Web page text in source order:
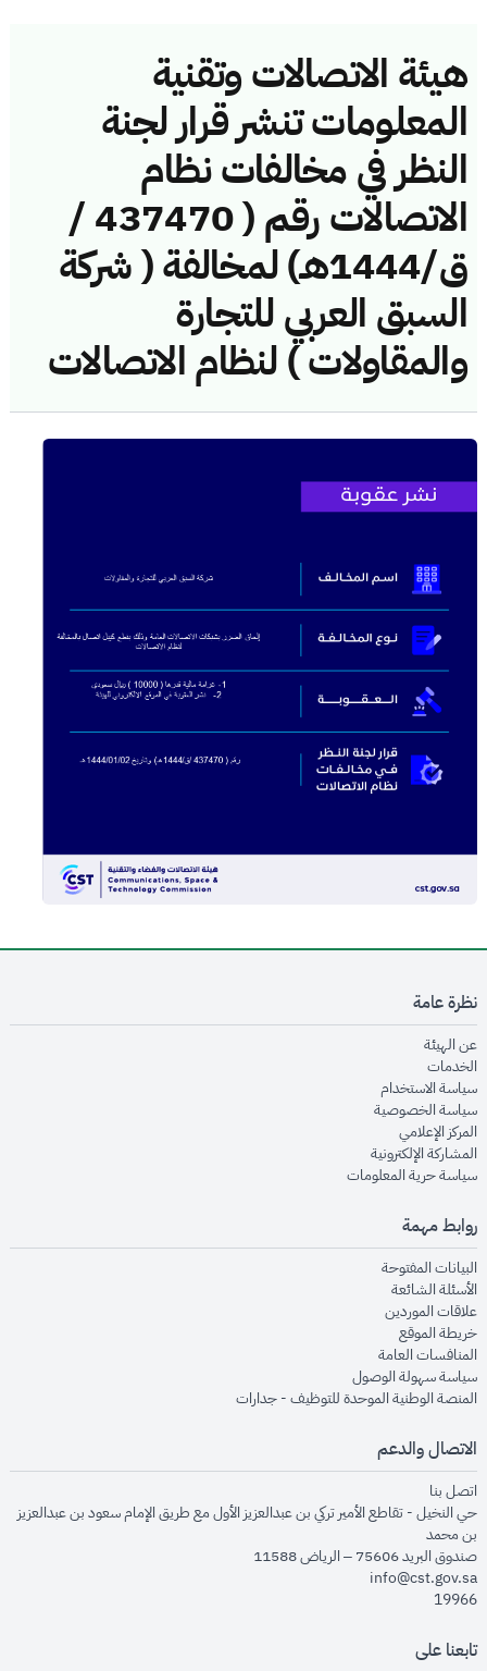
هيئة الاتصالات وتقنية
المعلومات تنشر قرار لجنة
النظر في مخالفات نظام
الاتصالات رقم ( 437470 /
ق/1444هـ) لمخالفة ( شركة
السبق العربي للتجارة
والمقاولات ) لنظام الاتصالات
نظرة عامة
عن الهيئةopens in new window
الخدماتopens in new window
سياسة الاستخدام
سياسة الخصوصيةopens in new window
المركز الإعلاميopens in new window
المشاركة الإلكترونيةopens in new window
سياسة حرية المعلوماتopens in new window
روابط مهمة
البيانات المفتوحةopens in new window
الأسئلة الشائعةopens in new window
علاقات الموردينopens in new window
خريطة الموقعopens in new window
المنافسات العامةopens in new window
سياسة سهولة الوصولopens in new window
المنصة الوطنية الموحدة للتوظيف - جداراتopens in new window
الاتصال والدعم
اتصل بنا
حي النخيل - تقاطع الأمير تركي بن عبدالعزيز الأول مع طريق الإمام سعود بن عبدالعزيز
بن محمد
صندوق البريد 75606 – الرياض 11588
info@cst.gov.sa
19966
تابعنا على